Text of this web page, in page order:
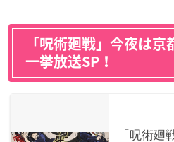
「呪術廻戦」今夜は京
一挙放送SP！